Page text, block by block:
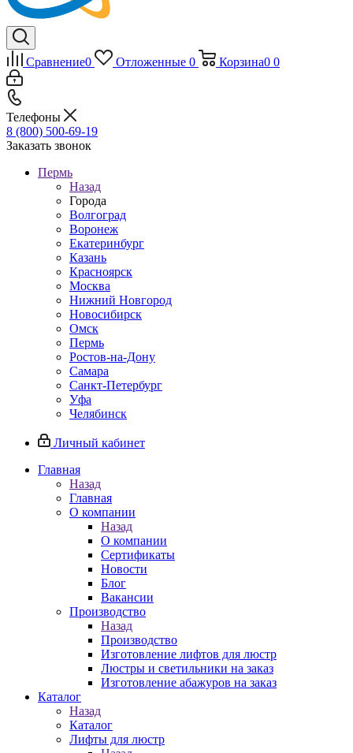
Сравнение0 Отложенные 0 Корзина0 0
Телефоны
8 (800) 500-69-19
Заказать звонок
Пермь
Назад
Города
Волгоград
Воронеж
Екатеринбург
Казань
Красноярск
Москва
Нижний Новгород
Новосибирск
Омск
Пермь
Ростов-на-Дону
Самара
Санкт-Петербург
Уфа
Челябинск
Личный кабинет
Главная
Назад
Главная
О компании
Назад
О компании
Сертификаты
Новости
Блог
Вакансии
Производство
Назад
Производство
Изготовление лифтов для люстр
Люстры и светильники на заказ
Изготовление абажуров на заказ
Каталог
Назад
Каталог
Лифты для люстр